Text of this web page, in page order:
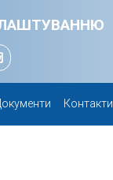
Контакти